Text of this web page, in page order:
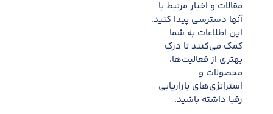
مقالات و اخبار مرتبط با
آنها دسترسی پیدا کنید.
این اطلاعات به شما
کمک می‌کنند تا درک
بهتری از فعالیت‌ها،
محصولات و
استراتژی‌های بازاریابی
رقبا داشته باشید.